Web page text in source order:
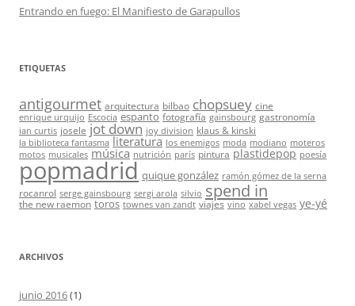
Entrando en fuego: El Manifiesto de Garapullos
ETIQUETAS
antigourmet arquitectura bilbao chopsuey cine
enrique urquijo Escocia espanto fotografía gainsbourg gastronomía
ian curtis josele jot down joy division klaus & kinski
la biblioteca fantasma literatura los enemigos moda modiano moteros
motos musicales música nutrición parís pintura plastidepop poesía
popmadrid quique gonzález ramón gómez de la serna
rocanrol serge gainsbourg sergi arola silvio spend in
the new raemon toros townes van zandt viajes vino xabel vegas ye-yé
ARCHIVOS
junio 2016(1)